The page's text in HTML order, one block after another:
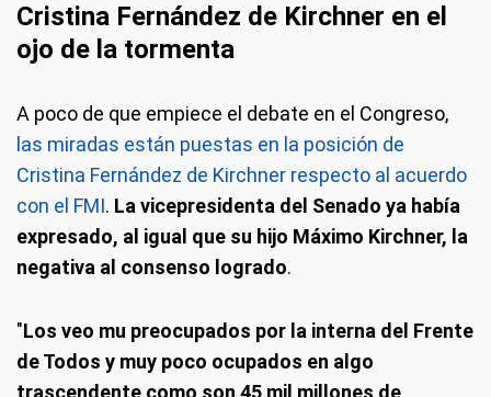
Cristina Fernández de Kirchner en el
ojo de la tormenta
A poco de que empiece el debate en el Congreso,
las miradas están puestas en la posición de
Cristina Fernández de Kirchner respecto al acuerdo
con el FMI. La vicepresidenta del Senado ya había
expresado, al igual que su hijo Máximo Kirchner, la
negativa al consenso logrado.
"Los veo mu preocupados por la interna del Frente
de Todos y muy poco ocupados en algo
trascendente como son 45 mil millones de